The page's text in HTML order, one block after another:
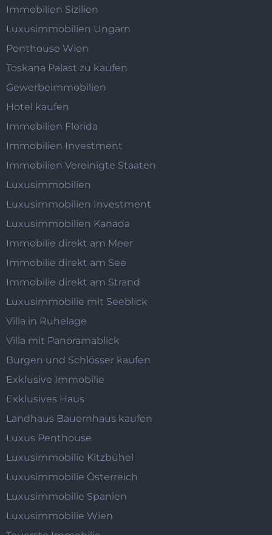
Immobilien Sizilien
Luxusimmobilien Ungarn
Penthouse Wien
Toskana Palast zu kaufen
Gewerbeimmobilien
Hotel kaufen
Immobilien Florida
Immobilien Investment
Immobilien Vereinigte Staaten
Luxusimmobilien
Luxusimmobilien Investment
Luxusimmobilien Kanada
Immobilie direkt am Meer
Immobilie direkt am See
Immobilie direkt am Strand
Luxusimmobilie mit Seeblick
Villa in Ruhelage
Villa mit Panoramablick
Burgen und Schlösser kaufen
Exklusive Immobilie
Exklusives Haus
Landhaus Bauernhaus kaufen
Luxus Penthouse
Luxusimmobilie Kitzbühel
Luxusimmobilie Österreich
Luxusimmobilie Spanien
Luxusimmobilie Wien